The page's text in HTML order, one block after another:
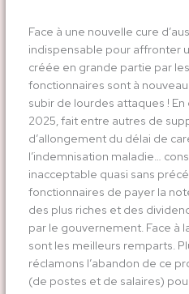
Face à une nouvelle cure
indispensable pour affronter
créée en grande partie par
fonctionnaires sont à
subir de lourdes attaques !
2025, fait entre autres de
d’allongement du délai de
l’indemnisation maladie…
inacceptable quasi sans
fonctionnaires de payer la
des plus riches et des
par le gouvernement. Face à
sont les meilleurs remparts.
réclamons l’abandon de ce
(de postes et de salaires)